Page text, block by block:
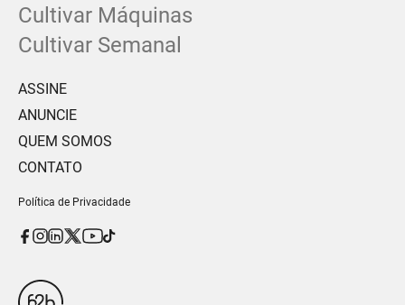
Cultivar Máquinas
Cultivar Semanal
ASSINE
ANUNCIE
QUEM SOMOS
CONTATO
Política de Privacidade